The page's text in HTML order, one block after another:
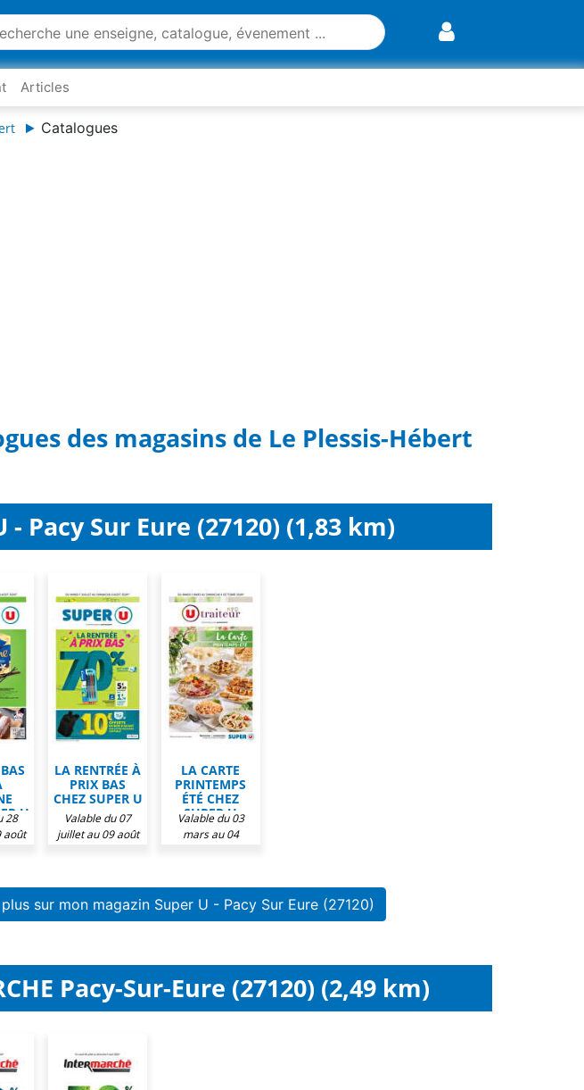
Articles
Catalogues
des magasins de Le Plessis-Hébert
- Pacy Sur Eure (27120) (1,83 km)
U
28
août
LA RENTRÉE À
PRIX BAS
CHEZ SUPER U
Valable du 07
juillet au 09 août
LA CARTE
PRINTEMPS
ÉTÉ CHEZ
SUPER U
Valable du 03
mars au 04
sur mon magazin Super U - Pacy Sur Eure (27120)
Pacy-Sur-Eure (27120) (2,49 km)